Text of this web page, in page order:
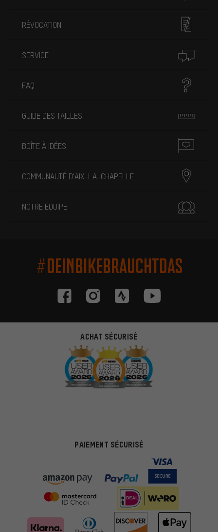
RÉVOCATION
SERVICE
FAQ
GUIDE DES TAILLES
BOÎTE À IDÉES
COMMUNAUTÉ D'AIX-LA-CHAPELLE
NOTRE ÉQUIPE
#DEINBIKEBRAUCHTDAS
ACHAT SÉCURISÉ
PAIEMENT SÉCURISÉ